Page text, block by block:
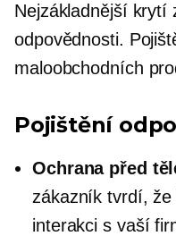
Nejzákladnější krytí
odpovědnosti.
maloobchodních
Pojištění
Ochrana před
zákazník tvrdí,
interakci s vaší